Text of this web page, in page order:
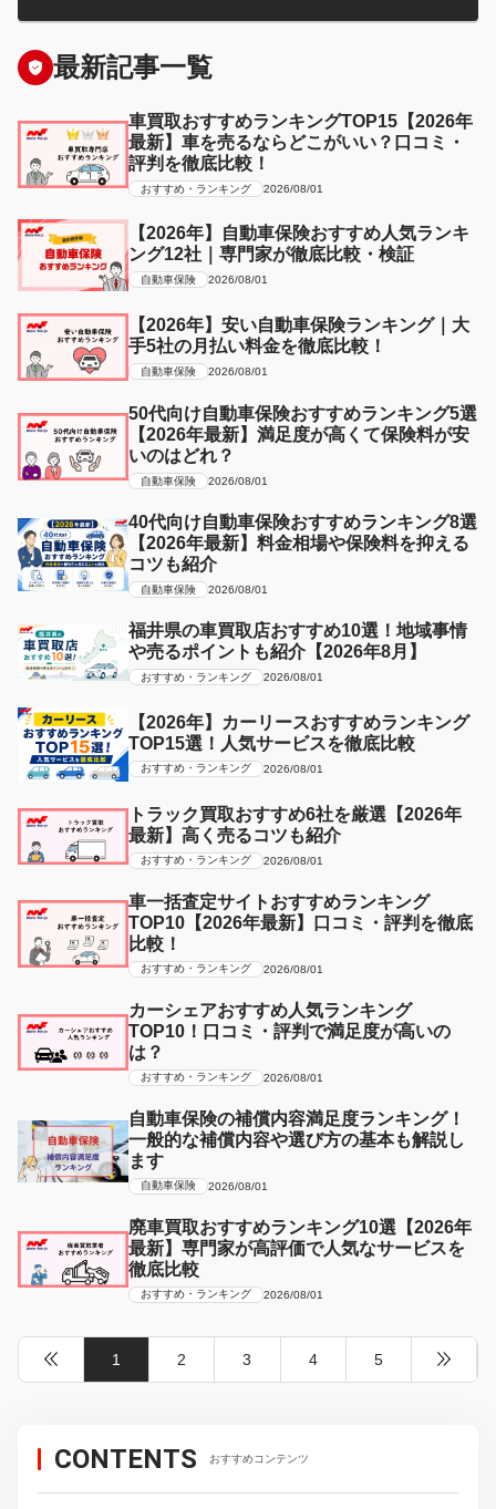
最新記事一覧
車買取おすすめランキングTOP15【2026年
最新】車を売るならどこがいい？口コミ・
評判を徹底比較！
おすすめ・ランキング 2026/08/01
【2026年】自動車保険おすすめ人気ランキ
ング12社｜専門家が徹底比較・検証
自動車保険 2026/08/01
【2026年】安い自動車保険ランキング｜大
手5社の月払い料金を徹底比較！
自動車保険 2026/08/01
50代向け自動車保険おすすめランキング5選
【2026年最新】満足度が高くて保険料が安
いのはどれ？
自動車保険 2026/08/01
40代向け自動車保険おすすめランキング8選
【2026年最新】料金相場や保険料を抑える
コツも紹介
自動車保険 2026/08/01
福井県の車買取店おすすめ10選！地域事情
や売るポイントも紹介【2026年8月】
おすすめ・ランキング 2026/08/01
【2026年】カーリースおすすめランキング
TOP15選！人気サービスを徹底比較
おすすめ・ランキング 2026/08/01
トラック買取おすすめ6社を厳選【2026年
最新】高く売るコツも紹介
おすすめ・ランキング 2026/08/01
車一括査定サイトおすすめランキング
TOP10【2026年最新】口コミ・評判を徹底
比較！
おすすめ・ランキング 2026/08/01
カーシェアおすすめ人気ランキング
TOP10！口コミ・評判で満足度が高いの
は？
おすすめ・ランキング 2026/08/01
自動車保険の補償内容満足度ランキング！
一般的な補償内容や選び方の基本も解説し
ます
自動車保険 2026/08/01
廃車買取おすすめランキング10選【2026年
最新】専門家が高評価で人気なサービスを
徹底比較
おすすめ・ランキング 2026/08/01
1 2 3 4 5
CONTENTS おすすめコンテンツ